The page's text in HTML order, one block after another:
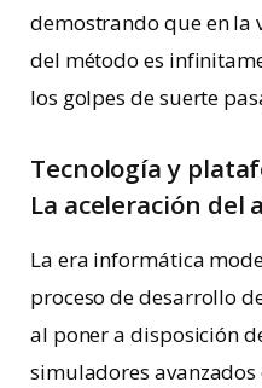
demostrando que en la
del método es
los golpes de suerte
Tecnología y
La aceleración
La era informática
proceso de desarrollo
al poner a disposición
simuladores avanzados